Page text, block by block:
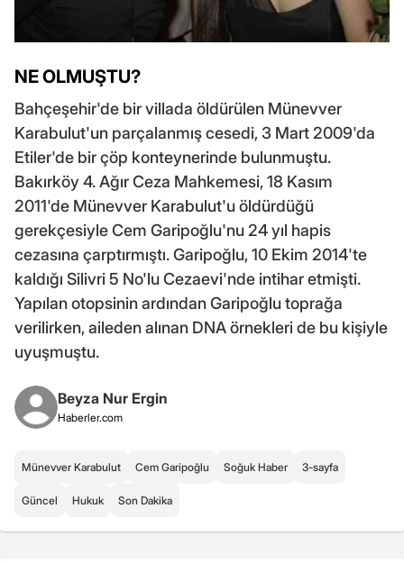
NE OLMUŞTU?
Bahçeşehir'de bir villada öldürülen Münevver
Karabulut'un parçalanmış cesedi, 3 Mart 2009'da
Etiler'de bir çöp konteynerinde bulunmuştu.
Bakırköy 4. Ağır Ceza Mahkemesi, 18 Kasım
2011'de Münevver Karabulut'u öldürdüğü
gerekçesiyle Cem Garipoğlu'nu 24 yıl hapis
cezasına çarptırmıştı. Garipoğlu, 10 Ekim 2014'te
kaldığı Silivri 5 No'lu Cezaevi'nde intihar etmişti.
Yapılan otopsinin ardından Garipoğlu toprağa
verilirken, aileden alınan DNA örnekleri de bu kişiyle
uyuşmuştu.
Beyza Nur Ergin
Haberler.com
Münevver Karabulut Cem Garipoğlu Soğuk Haber 3-sayfa
Güncel Hukuk Son Dakika